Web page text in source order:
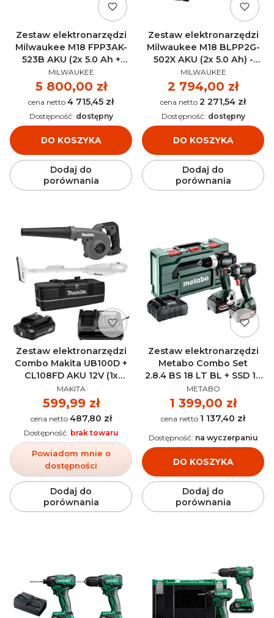
Zestaw elektronarzędzi
Milwaukee M18 FPP3AK-
523B AKU (2x 5.0 Ah +
2.0Ah) - 4933498576
PRODUCENT
MILWAUKEE
Cena
5 800,00 zł
Cena 4 715,45 zł
DO KOSZYKA
Dostępność: dostępny
Dodaj do
porównania
Zestaw elektronarzędzi
Milwaukee M18 BLPP2G-
502X AKU (2x 5.0 Ah) -
4933498575
PRODUCENT
MILWAUKEE
Cena
2 794,00 zł
Cena 2 271,54 zł
DO KOSZYKA
Dostępność: dostępny
Dodaj do
porównania
Zestaw elektronarzędzi
Combo Makita UB100D +
CL108FD AKU 12V (1x
2.0Ah) - CLX245SAX1
PRODUCENT
MAKITA
Cena
599,99 zł
Cena 487,80 zł
Powiadom mnie o
dostępności
Dostępność: brak towaru
Dodaj do
porównania
Zestaw elektronarzędzi
Metabo Combo Set
2.8.4 BS 18 LT BL + SSD 18
LT 200 BL AKU 18V (2x
5.2Ah) - 685196000
PRODUCENT
METABO
Cena
1 399,00 zł
Cena 1 137,40 zł
DO KOSZYKA
Dostępność: na wyczerpaniu
Dodaj do
porównania